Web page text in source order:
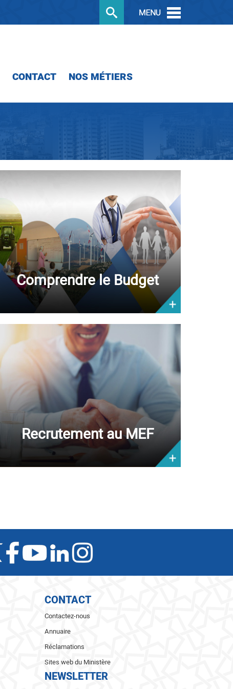
CONTACT NOS MÉTIERS
Comprendre le Budget
Recrutement au MEF
CONTACT
Contactez-nous
Annuaire
Réclamations
Sites web du Ministère
NEWSLETTER